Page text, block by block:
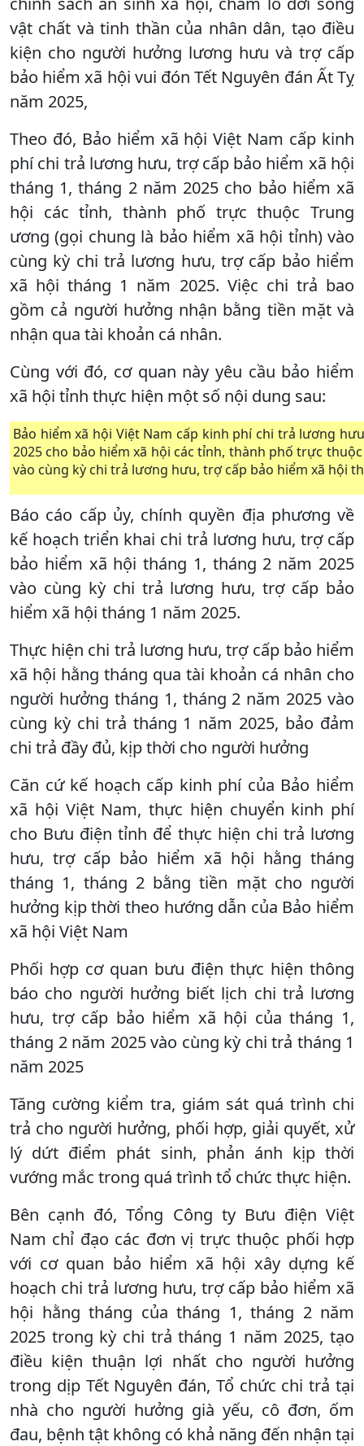
vật chất và tinh thần của nhân dân, tạo điều
kiện cho người hưởng lương hưu và trợ cấp
bảo hiểm xã hội vui đón Tết Nguyên đán Ất Tỵ
năm 2025,
Theo đó, Bảo hiểm xã hội Việt Nam cấp kinh
phí chi trả lương hưu, trợ cấp bảo hiểm xã hội
tháng 1, tháng 2 năm 2025 cho bảo hiểm xã
hội các tỉnh, thành phố trực thuộc Trung
ương (gọi chung là bảo hiểm xã hội tỉnh) vào
cùng kỳ chi trả lương hưu, trợ cấp bảo hiểm
xã hội tháng 1 năm 2025. Việc chi trả bao
gồm cả người hưởng nhận bằng tiền mặt và
nhận qua tài khoản cá nhân.
Cùng với đó, cơ quan này yêu cầu bảo hiểm
xã hội tỉnh thực hiện một số nội dung sau:
Bảo hiểm xã hội Việt Nam cấp kinh phí chi trả lương
2025 cho bảo hiểm xã hội các tỉnh, thành phố trực
vào cùng kỳ chi trả lương hưu, trợ cấp bảo hiểm xã hội
Báo cáo cấp ủy, chính quyền địa phương về
kế hoạch triển khai chi trả lương hưu, trợ cấp
bảo hiểm xã hội tháng 1, tháng 2 năm 2025
vào cùng kỳ chi trả lương hưu, trợ cấp bảo
hiểm xã hội tháng 1 năm 2025.
Thực hiện chi trả lương hưu, trợ cấp bảo hiểm
xã hội hằng tháng qua tài khoản cá nhân cho
người hưởng tháng 1, tháng 2 năm 2025 vào
cùng kỳ chi trả tháng 1 năm 2025, bảo đảm
chi trả đầy đủ, kịp thời cho người hưởng
Căn cứ kế hoạch cấp kinh phí của Bảo hiểm
xã hội Việt Nam, thực hiện chuyển kinh phí
cho Bưu điện tỉnh để thực hiện chi trả lương
hưu, trợ cấp bảo hiểm xã hội hằng tháng
tháng 1, tháng 2 bằng tiền mặt cho người
hưởng kịp thời theo hướng dẫn của Bảo hiểm
xã hội Việt Nam
Phối hợp cơ quan bưu điện thực hiện thông
báo cho người hưởng biết lịch chi trả lương
hưu, trợ cấp bảo hiểm xã hội của tháng 1,
tháng 2 năm 2025 vào cùng kỳ chi trả tháng 1
năm 2025
Tăng cường kiểm tra, giám sát quá trình chi
trả cho người hưởng, phối hợp, giải quyết, xử
lý dứt điểm phát sinh, phản ánh kịp thời
vướng mắc trong quá trình tổ chức thực hiện.
Bên cạnh đó, Tổng Công ty Bưu điện Việt
Nam chỉ đạo các đơn vị trực thuộc phối hợp
với cơ quan bảo hiểm xã hội xây dựng kế
hoạch chi trả lương hưu, trợ cấp bảo hiểm xã
hội hằng tháng của tháng 1, tháng 2 năm
2025 trong kỳ chi trả tháng 1 năm 2025, tạo
điều kiện thuận lợi nhất cho người hưởng
trong dịp Tết Nguyên đán, Tổ chức chi trả tại
nhà cho người hưởng già yếu, cô đơn, ốm
đau, bệnh tật không có khả năng đến nhận tại